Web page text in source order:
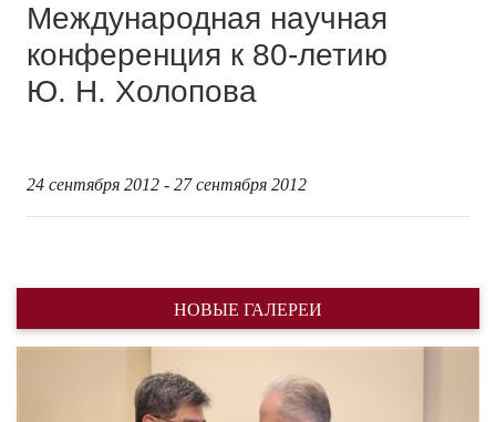
Международная научная
конференция к 80-летию
Ю. Н. Холопова
24 сентября 2012 - 27 сентября 2012
НОВЫЕ ГАЛЕРЕИ